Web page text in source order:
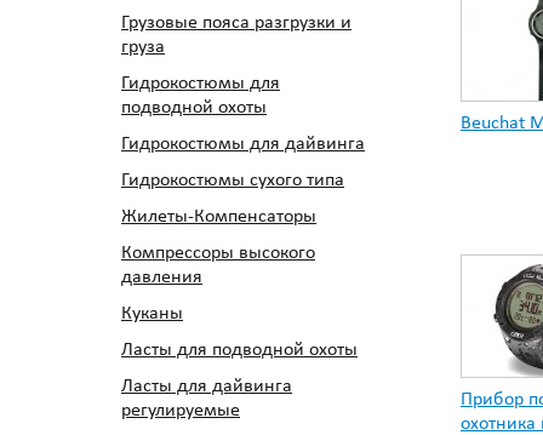
Грузовые пояса разгрузки и
груза
Гидрокостюмы для
подводной охоты
Гидрокостюмы для дайвинга
Гидрокостюмы сухого типа
Жилеты-Компенсаторы
Компрессоры высокого
давления
Куканы
Ласты для подводной охоты
Ласты для дайвинга
регулируемые
Beuchat
Прибор
охотника